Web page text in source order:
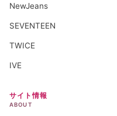
NewJeans
SEVENTEEN
TWICE
IVE
サイト情報
ABOUT